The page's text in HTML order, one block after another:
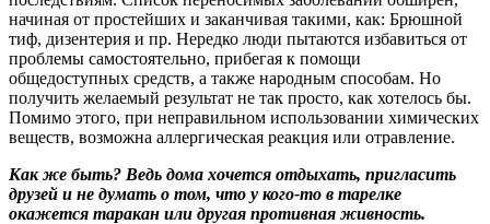
начиная от простейших и заканчивая такими, как: Брюшной
тиф, дизентерия и пр. Нередко люди пытаются избавиться от
проблемы самостоятельно, прибегая к помощи
общедоступных средств, а также народным способам. Но
получить желаемый результат не так просто, как хотелось бы.
Помимо этого, при неправильном использовании химических
веществ, возможна аллергическая реакция или отравление.
Как же быть? Ведь дома хочется отдыхать, пригласить
друзей и не думать о том, что у кого-то в тарелке
окажется таракан или другая противная живность.